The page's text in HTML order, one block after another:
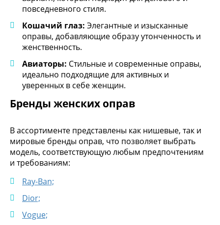
повседневного стиля.
Кошачий глаз: Элегантные и изысканные
оправы, добавляющие образу утонченность и
женственность.
Авиаторы: Стильные и современные оправы,
идеально подходящие для активных и
уверенных в себе женщин.
Бренды женских оправ
В ассортименте представлены как нишевые, так и
мировые бренды оправ, что позволяет выбрать
модель, соответствующую любым предпочтениям
и требованиям:
Ray-Ban;
Dior;
Vogue;